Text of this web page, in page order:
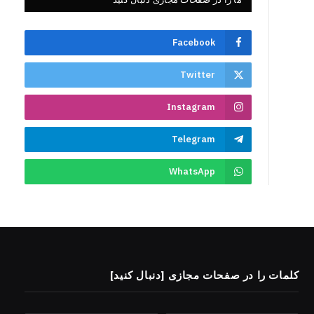
Facebook
Twitter
Instagram
Telegram
WhatsApp
کلمات را در صفحات مجازی [دنبال کنید]